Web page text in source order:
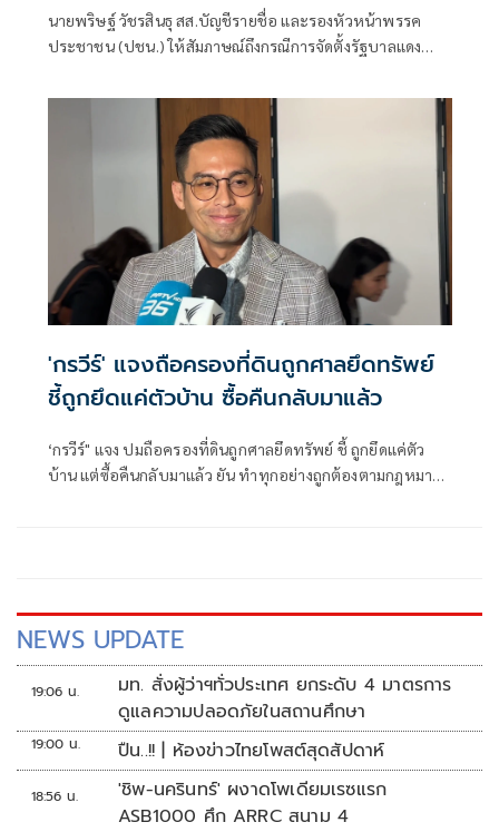
นายพริษฐ์ วัชรสินธุ สส.บัญชีรายชื่อ และรองหัวหน้าพรรค
ประชาชน (ปชน.) ให้สัมภาษณ์ถึงกรณีการจัดตั้งรัฐบาลแดง
พรรคกล้าธรรม ก็ระบุว่าลืมไปหมดแล้วที่เคยพูดว่า “มีเราไม่มี
เทา” จะเป็นการเปิดโอกาสให้ส้มเข้าร่วมรัฐบาลหรือไม่ ว่า ตอน
นี้ตั้งอยู่บนสมมติฐานหลายอย่างมาก ซึ่งก็ยังไม่ได้มีการยืนยันใน
'กรวีร์' แจงถือครองที่ดินถูกศาลยึดทรัพย์
ชี้ถูกยึดแค่ตัวบ้าน ซื้อคืนกลับมาแล้ว
‘กรวีร์" แจง ปมถือครองที่ดินถูกศาลยึดทรัพย์ ชี้ ถูกยึดแค่ตัว
บ้าน แต่ซื้อคืนกลับมาแล้ว ยัน ทำทุกอย่างถูกต้องตามกฎหมาย
NEWS UPDATE
19:06 น.
มท. สั่งผู้ว่าฯทั่วประเทศ ยกระดับ 4 มาตรการ
ดูแลความปลอดภัยในสถานศึกษา
19:00 น. ปืน..!! | ห้องข่าวไทยโพสต์สุดสัปดาห์
18:56 น.
'ชิพ-นครินทร์' ผงาดโพเดียมเรซแรก
ASB1000 ศึก ARRC สนาม 4